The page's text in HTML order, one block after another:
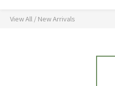
View All / New Arrivals